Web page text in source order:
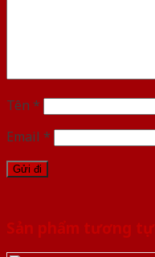
Tên *
Email *
Sản phẩm tương tự